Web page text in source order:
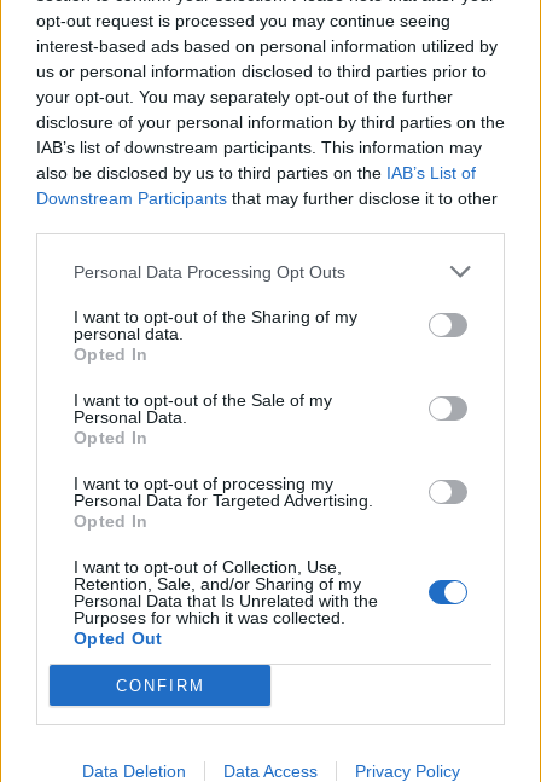
opt-out request is processed you may continue seeing
interest-based ads based on personal information utilized by
us or personal information disclosed to third parties prior to
your opt-out. You may separately opt-out of the further
disclosure of your personal information by third parties on the
IAB’s list of downstream participants. This information may
also be disclosed by us to third parties on the IAB’s List of
Downstream Participants that may further disclose it to other
Personal Data Processing Opt Outs
I want to opt-out of the Sharing of my
personal data.
Opted In
I want to opt-out of the Sale of my
Personal Data.
Opted In
I want to opt-out of processing my
Personal Data for Targeted Advertising.
Opted In
I want to opt-out of Collection, Use,
Retention, Sale, and/or Sharing of my
Personal Data that Is Unrelated with the
Purposes for which it was collected.
Opted Out
CONFIRM
Data Deletion Data Access Privacy Policy
PIÙ LETTI OGGI
Monte Alma riparte da Ivano Falchi
Anche il Fasano out e le ammissioni salgono
a sei, l'Ilva è la prima società tra le non
ripescate
Coppa Italia: gli accoppiamenti degli ottavi
di finale con i derby di Gallura, Barbagia e
5 Ago 2026